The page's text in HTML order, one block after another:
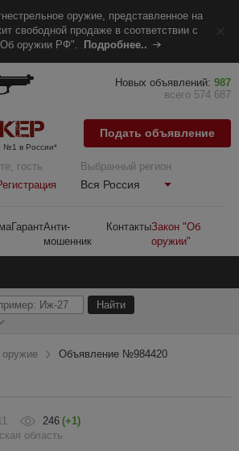
оружие, представленное на
свободной продаже в соответствии с
оружии РФ".
Подробнее..
№1 в России*
гость
Выбранный регион
Вся Россия
ГарантАнти-
мошенник
КонтактыЗакон "Об
оружии"
Новых объявлений: 987
всего 574 687
Подать объявление
оружие Объявление №984420
246 (+1)
область